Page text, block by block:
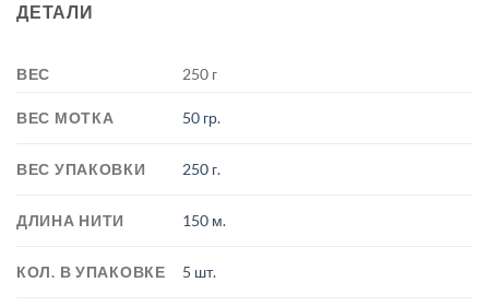
ДЕТАЛИ
ВЕС 250 г
ВЕС МОТКА 50 гр.
ВЕС УПАКОВКИ 250 г.
ДЛИНА НИТИ 150 м.
КОЛ. В УПАКОВКЕ 5 шт.